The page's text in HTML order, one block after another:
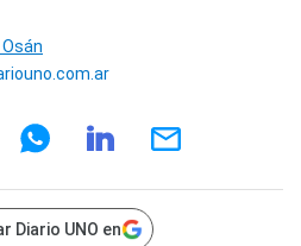
Diario UNO en